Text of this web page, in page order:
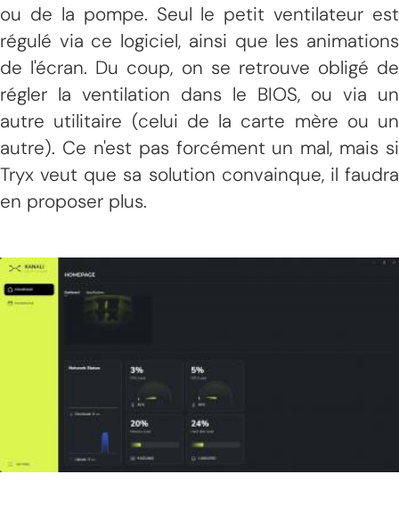
ou de la pompe. Seul le petit ventilateur est
régulé via ce logiciel, ainsi que les animations
de l'écran. Du coup, on se retrouve obligé de
régler la ventilation dans le BIOS, ou via un
autre utilitaire (celui de la carte mère ou un
autre). Ce n'est pas forcément un mal, mais si
Tryx veut que sa solution convainque, il faudra
en proposer plus.